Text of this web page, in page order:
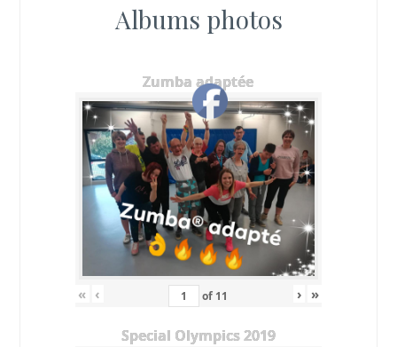
Albums photos
Zumba adaptée
« ‹ of 11 › »
Special Olympics 2019